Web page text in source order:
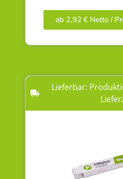
ab 2,92 € Netto /
Lieferbar: